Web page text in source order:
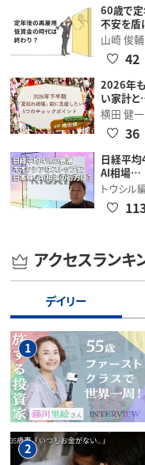
60歳で
不安を
山崎 俊輔
42
2026年も
い家計
横田 健一
36
日経平均
AI相場…
トウシル
アクセスランキ
デイリー
1
2